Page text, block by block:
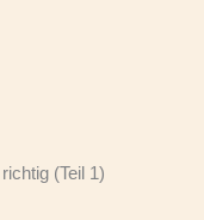
(Teil 1)